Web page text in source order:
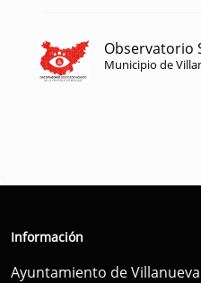
Observatorio
Municipio de
Información
Ayuntamiento de